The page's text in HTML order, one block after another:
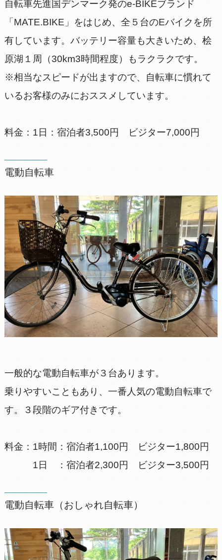
自転車先進国デンマーク発のe-BIKEブランド
「MATE.BIKE」をはじめ、全５台のEバイクを所
有しています。バッテリー容量も大きいため、桧
原湖１周（30km3時間程度）もラクラクです。
※相当なスピードが出ますので、自転車に慣れて
いるお客様のみにおススメしています。
料金：1日：宿泊者3,500円 ビジター7,000円
電動自転車
一般的な電動自転車が３台あります。
乗りやすいこともあり、一番人気の電動自転車で
す。３段階のギア付きです。
料金：1時間：宿泊者1,100円 ビジター1,800円
1日 ：宿泊者2,300円 ビジター3,500円
電動自転車（おしゃれ自転車）